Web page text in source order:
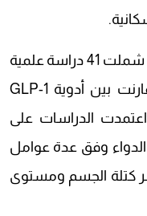
فقد أجرى الباحثون مراجعة منهجية شملت 41 دراسة علمية
تمثل 64 تجربة سريرية عشوائية قارنت بين أدوية GLP-1
الدراسات على
الدواء وفق عدة عوامل
كتلة الجسم ومستوى